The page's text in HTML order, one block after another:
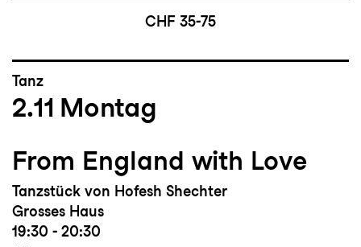
CHF 35-75
Tanz
2.11 Montag
From England with Love
Tanzstück von Hofesh Shechter
Grosses Haus
19:30 - 20:30